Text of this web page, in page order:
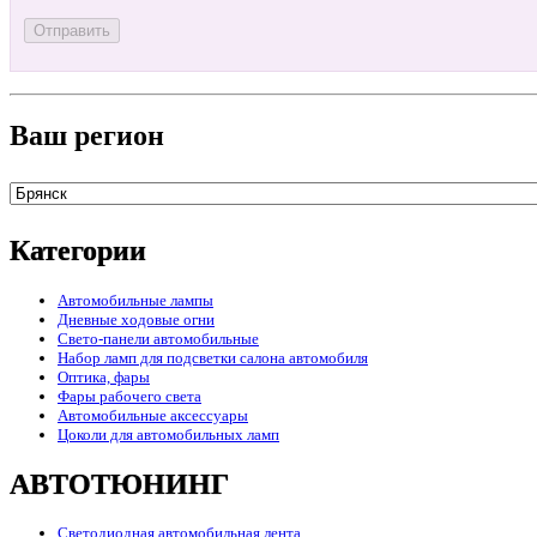
Ваш регион
Категории
Автомобильные лампы
Дневные ходовые огни
Свето-панели автомобильные
Набор ламп для подсветки салона автомобиля
Оптика, фары
Фары рабочего света
Автомобильные аксессуары
Цоколи для автомобильных ламп
АВТОТЮНИНГ
Светодиодная автомобильная лента